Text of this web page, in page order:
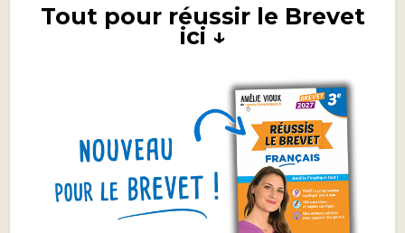
Tout pour réussir le Brevet
ici ↓